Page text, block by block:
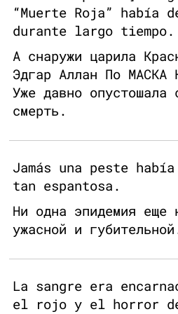
“Muerte Roja” había
durante largo tiempo.
А снаружи царила
Эдгар Аллан По МАСКА
Уже давно опустошала
смерть.
Jamás una peste
tan espantosa.
Ни одна эпидемия еще
ужасной и
La sangre era
el rojo y el horror